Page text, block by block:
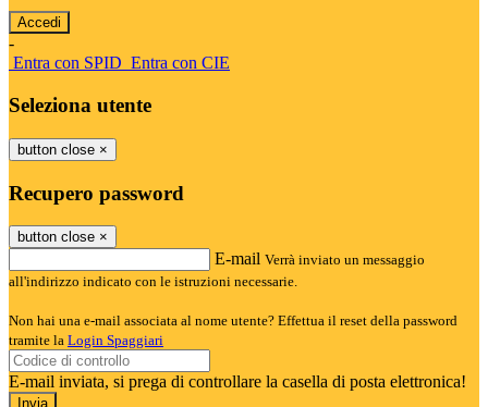
-
Entra con SPID Entra con CIE
Seleziona utente
button close ×
Recupero password
button close ×
E-mail Verrà inviato un messaggio
all'indirizzo indicato con le istruzioni necessarie.
Non hai una e-mail associata al nome utente? Effettua il reset della password
tramite la Login Spaggiari
E-mail inviata, si prega di controllare la casella di posta elettronica!